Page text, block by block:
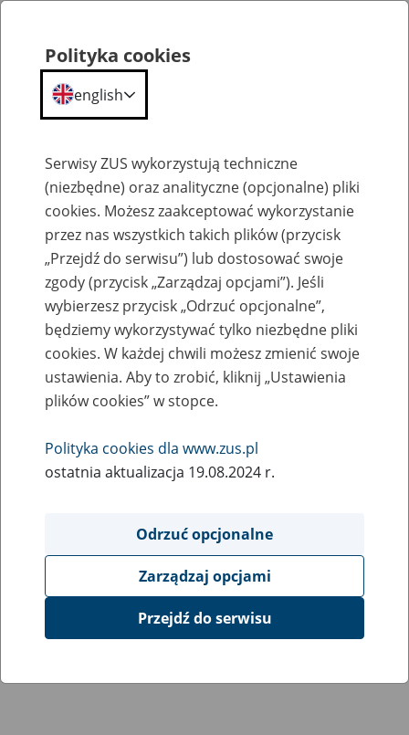
Komunikaty
Przywrócenie pełnej funkcjonalności PUE
ZUS
10
February
2021
funkcjonalność portalu PUE ZUS.
Przepraszamy za utrudnienia.
Polityka cookies
english
Serwisy ZUS wykorzystują techniczne
(niezbędne) oraz analityczne (opcjonalne) pliki
cookies. Możesz zaakceptować wykorzystanie
przez nas wszystkich takich plików (przycisk
„Przejdź do serwisu”) lub dostosować swoje
zgody (przycisk „Zarządzaj opcjami”). Jeśli
wybierzesz przycisk „Odrzuć opcjonalne”,
będziemy wykorzystywać tylko niezbędne pliki
cookies. W każdej chwili możesz zmienić swoje
ustawienia. Aby to zrobić, kliknij „Ustawienia
plików cookies” w stopce.
Polityka cookies dla www.zus.pl
ostatnia aktualizacja 19.08.2024 r.
Odrzuć opcjonalne
Zarządzaj opcjami
Przejdź do serwisu